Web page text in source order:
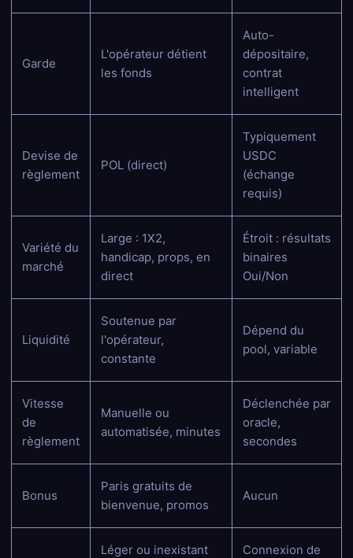
Garde
L'opérateur détient
les fonds
Auto-
dépositaire,
contrat
intelligent
Devise de
règlement
POL (direct)
Typiquement
USDC
(échange
requis)
Variété du
marché
Large : 1X2,
handicap, props, en
direct
Étroit : résultats
binaires
Oui/Non
Liquidité
Soutenue par
l'opérateur,
constante
Dépend du
pool, variable
Vitesse
de
règlement
Manuelle ou
automatisée, minutes
Déclenchée par
oracle,
secondes
Bonus
Paris gratuits de
bienvenue, promos
Aucun
Léger ou inexistant
Connexion de